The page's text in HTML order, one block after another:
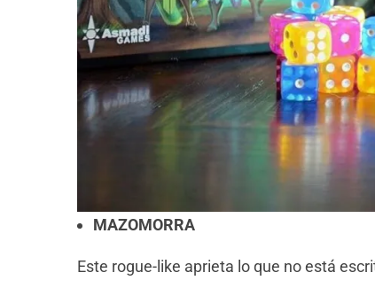
MAZOMORRA
Este rogue-like aprieta lo que no está